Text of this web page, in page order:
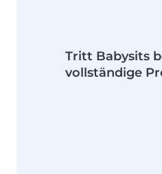
Tritt Babysits
vollständige